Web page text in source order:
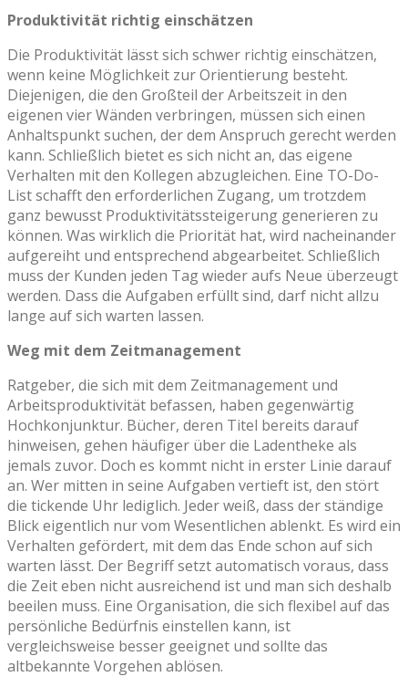
Produktivität richtig einschätzen
Die Produktivität lässt sich schwer richtig einschätzen,
wenn keine Möglichkeit zur Orientierung besteht.
Diejenigen, die den Großteil der Arbeitszeit in den
eigenen vier Wänden verbringen, müssen sich einen
Anhaltspunkt suchen, der dem Anspruch gerecht werden
kann. Schließlich bietet es sich nicht an, das eigene
Verhalten mit den Kollegen abzugleichen. Eine TO-Do-
List schafft den erforderlichen Zugang, um trotzdem
ganz bewusst Produktivitätssteigerung generieren zu
können. Was wirklich die Priorität hat, wird nacheinander
aufgereiht und entsprechend abgearbeitet. Schließlich
muss der Kunden jeden Tag wieder aufs Neue überzeugt
werden. Dass die Aufgaben erfüllt sind, darf nicht allzu
lange auf sich warten lassen.
Weg mit dem Zeitmanagement
Ratgeber, die sich mit dem Zeitmanagement und
Arbeitsproduktivität befassen, haben gegenwärtig
Hochkonjunktur. Bücher, deren Titel bereits darauf
hinweisen, gehen häufiger über die Ladentheke als
jemals zuvor. Doch es kommt nicht in erster Linie darauf
an. Wer mitten in seine Aufgaben vertieft ist, den stört
die tickende Uhr lediglich. Jeder weiß, dass der ständige
Blick eigentlich nur vom Wesentlichen ablenkt. Es wird ein
Verhalten gefördert, mit dem das Ende schon auf sich
warten lässt. Der Begriff setzt automatisch voraus, dass
die Zeit eben nicht ausreichend ist und man sich deshalb
beeilen muss. Eine Organisation, die sich flexibel auf das
persönliche Bedürfnis einstellen kann, ist
vergleichsweise besser geeignet und sollte das
altbekannte Vorgehen ablösen.